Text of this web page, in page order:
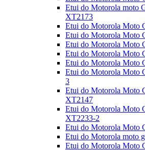
Etui do Motorola moto
XT2173
Etui do Motorola Moto
Etui do Motorola Moto
Etui do Motorola Moto
Etui do Motorola Moto
Etui do Motorola Moto
Etui do Motorola Moto
3
Etui do Motorola Moto
XT2147
Etui do Motorola Moto
XT2233-2
Etui do Motorola Moto
Etui do Motorola moto
Etui do Motorola Moto